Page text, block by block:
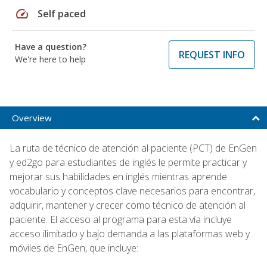
speed Self paced
Have a question?
We're here to help
REQUEST INFO
Overview
La ruta de técnico de atención al paciente (PCT) de EnGen
y ed2go para estudiantes de inglés le permite practicar y
mejorar sus habilidades en inglés mientras aprende
vocabulario y conceptos clave necesarios para encontrar,
adquirir, mantener y crecer como técnico de atención al
paciente. El acceso al programa para esta vía incluye
acceso ilimitado y bajo demanda a las plataformas web y
móviles de EnGen, que incluye: